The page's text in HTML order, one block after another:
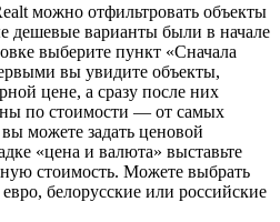
можно отфильтровать объекты
дешевые варианты были в начале
выберите пункт «Сначала
вы увидите объекты,
цене, а сразу после них
по стоимости — от самых
можете задать ценовой
«цена и валюта» выставьте
стоимость. Можете выбрать
белорусские или российские